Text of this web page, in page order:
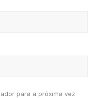
para a próxima vez